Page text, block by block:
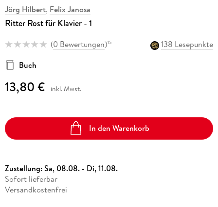
Jörg Hilbert, Felix Janosa
Ritter Rost für Klavier - 1
(0 Bewertungen)15
138 Lesepunkte
Buch
13,80 € inkl. Mwst.
In den Warenkorb
Zustellung:Sa, 08.08. - Di, 11.08.
Sofort lieferbar
Versandkostenfrei